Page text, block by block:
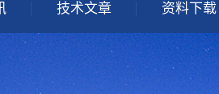
技术文章 资料下载